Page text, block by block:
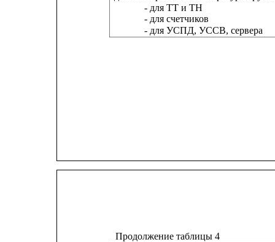
- для ТТ и ТН
- для счетчиков
- для УСПД, УССВ, сервера
Продолжение таблицы 4